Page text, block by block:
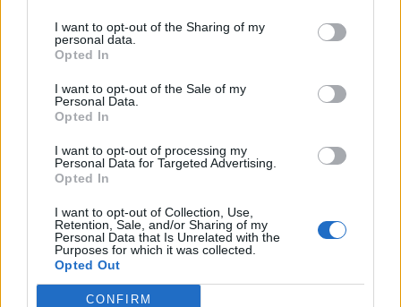
I want to opt-out of the Sharing of my
personal data.
Opted In
I want to opt-out of the Sale of my
Personal Data.
Opted In
I want to opt-out of processing my
Personal Data for Targeted Advertising.
Opted In
I want to opt-out of Collection, Use,
Retention, Sale, and/or Sharing of my
Personal Data that Is Unrelated with the
Purposes for which it was collected.
Opted Out
CONFIRM
Příbram modernizuje parkovací automaty.
Přibudou i tři nové poblíž Svaté Hory
Zpravodajství
Středočeský kraj upravil pravidla soutěže.
Obce nově získají body i za předcházení
vzniku odpadu